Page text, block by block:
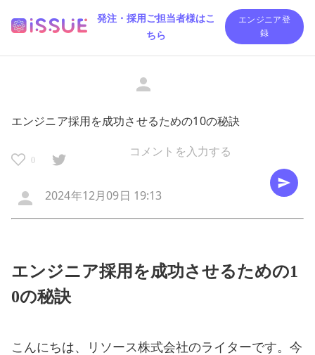
発注・採用ご担当者様はこ
ちら
エンジニア登
録
エンジニア採用を成功させるための10の秘訣
0
2024年12月09日 19:13
エンジニア採用を成功させるための1
0の秘訣
こんにちは、リソース株式会社のライターです。今